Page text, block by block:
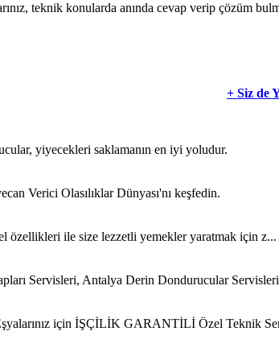
teknik konularda anında cevap verip çözüm
+ Siz de
yiyecekleri saklamanın en iyi yoludur.
Verici Olasılıklar Dünyası'nı keşfedin.
özellikleri ile size lezzetli yemekler yaratmak için z...
Servisleri, Antalya Derin Dondurucular
için İŞÇİLİK GARANTİLİ Özel Teknik